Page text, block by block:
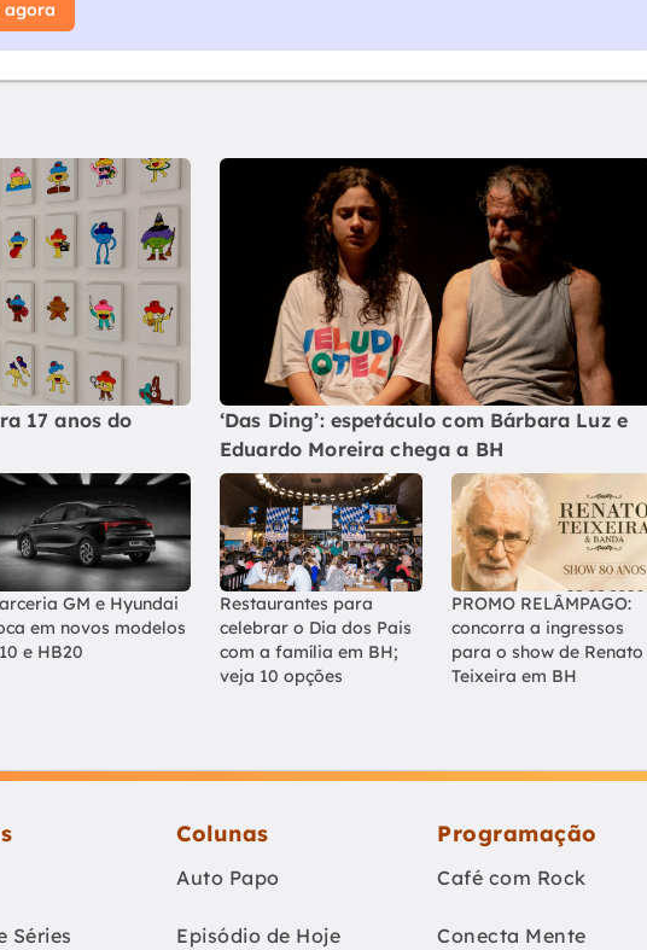
agora
17 anos do
‘Das Ding’: espetáculo com Bárbara Luz e
Eduardo Moreira chega a BH
GM e Hyundai
em novos modelos
e HB20
Restaurantes para
celebrar o Dia dos Pais
com a família em BH;
veja 10 opções
PROMO RELÂMPAGO:
concorra a ingressos
para o show de Renato
Teixeira em BH
Séries
Colunas
Auto Papo
Episódio de Hoje
Programação
Café com Rock
Conecta Mente